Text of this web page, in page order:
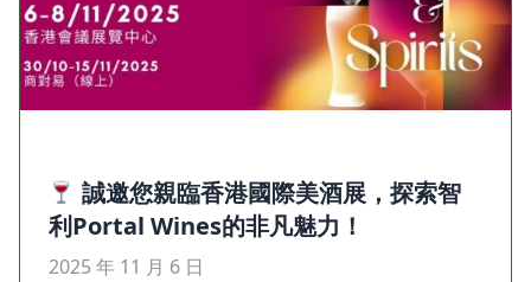
誠邀您親臨香港國際美酒展，探索智
利Portal Wines的非凡魅力！
2025 年 11 月 6 日